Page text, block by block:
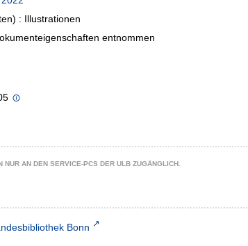
: Illustrationen
entnommen
AN DEN SERVICE-PCS DER ULB ZUGÄNGLICH.
Bonn